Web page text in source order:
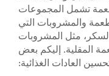
تشمل المجموعات
والمشروبات التي
مثل المشروبات
المقلية. إليكم بعض
العادات الغذائية: